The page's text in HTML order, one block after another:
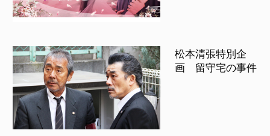
松本清張特別企
画 留守宅の事件